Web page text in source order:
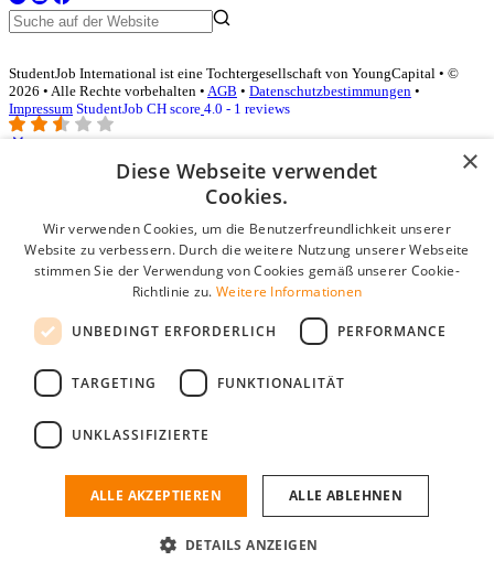
StudentJob International ist eine Tochtergesellschaft von YoungCapital • ©
2026 • Alle Rechte vorbehalten • AGB • Datenschutzbestimmungen •
Impressum StudentJob CH score 4.0 - 1 reviews
Login für Unternehmen
E-Mail*
Passwort
Angemeldet bleiben
Passwort vergessen?
Kostenloses Unternehmensprofil
Wenn Sie sich registriert haben, können Sie ein Unternehmensprofil
passenden Mitarbeiter zu finden.
×
Diese Webseite verwendet
Cookies.
Wir verwenden Cookies, um die Benutzerfreundlichkeit unserer
Website zu verbessern. Durch die weitere Nutzung unserer Webseite
stimmen Sie der Verwendung von Cookies gemäß unserer Cookie-
Richtlinie zu. Weitere Informationen
UNBEDINGT ERFORDERLICH PERFORMANCE
TARGETING FUNKTIONALITÄT
UNKLASSIFIZIERTE
ALLE AKZEPTIEREN ALLE ABLEHNEN
DETAILS ANZEIGEN